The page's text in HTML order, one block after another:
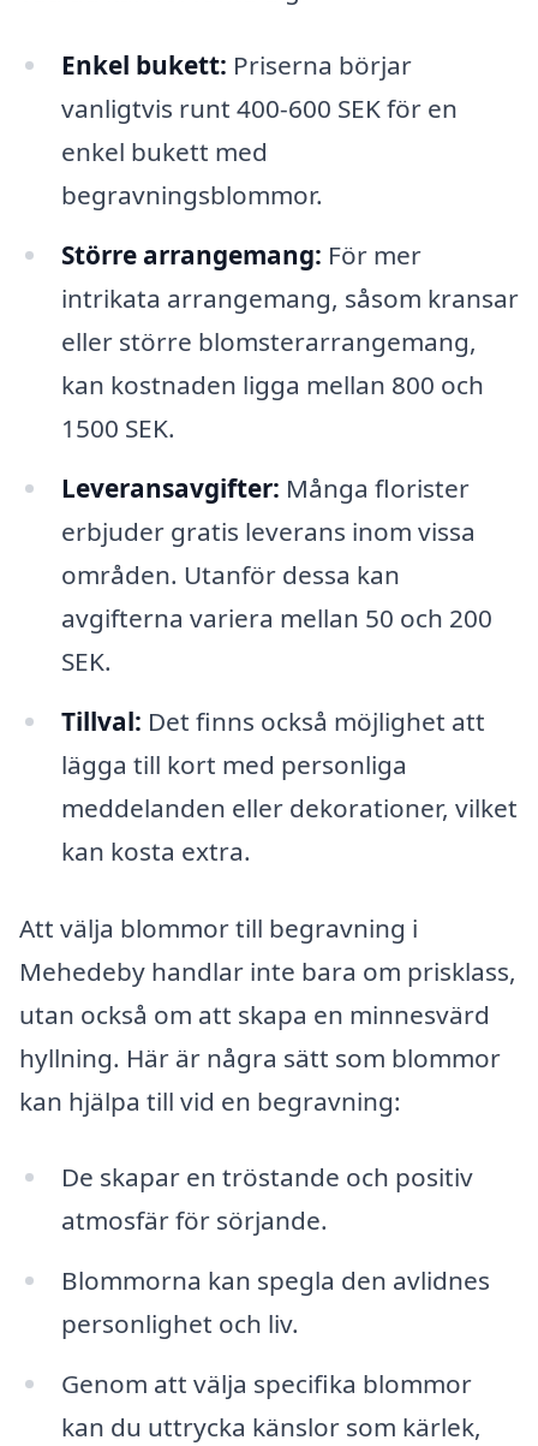
Enkel bukett: Priserna börjar
vanligtvis runt 400-600 SEK för en
enkel bukett med
begravningsblommor.
Större arrangemang: För mer
intrikata arrangemang, såsom kransar
eller större blomsterarrangemang,
kan kostnaden ligga mellan 800 och
1500 SEK.
Leveransavgifter: Många florister
erbjuder gratis leverans inom vissa
områden. Utanför dessa kan
avgifterna variera mellan 50 och 200
SEK.
Tillval: Det finns också möjlighet att
lägga till kort med personliga
meddelanden eller dekorationer, vilket
kan kosta extra.
Att välja blommor till begravning i
Mehedeby handlar inte bara om prisklass,
utan också om att skapa en minnesvärd
hyllning. Här är några sätt som blommor
kan hjälpa till vid en begravning:
De skapar en tröstande och positiv
atmosfär för sörjande.
Blommorna kan spegla den avlidnes
personlighet och liv.
Genom att välja specifika blommor
kan du uttrycka känslor som kärlek,